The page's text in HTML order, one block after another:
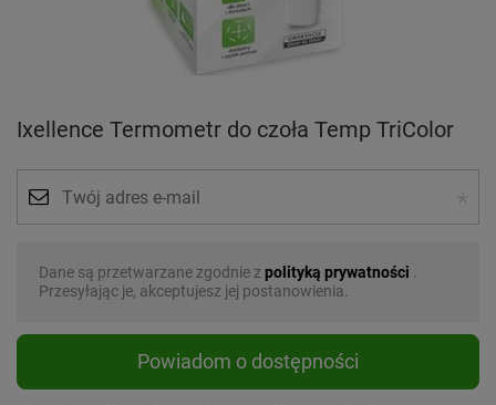
Ixellence Termometr do czoła Temp TriColor
Dane są przetwarzane zgodnie zpolityką prywatności .
Przesyłając je, akceptujesz jej postanowienia.
Powiadom o dostępności